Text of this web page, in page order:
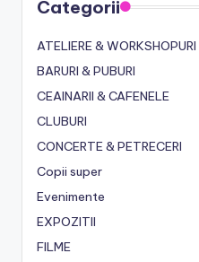
Categorii
ATELIERE & WORKSHOPURI
BARURI & PUBURI
CEAINARII & CAFENELE
CLUBURI
CONCERTE & PETRECERI
Copii super
Evenimente
EXPOZITII
FILME